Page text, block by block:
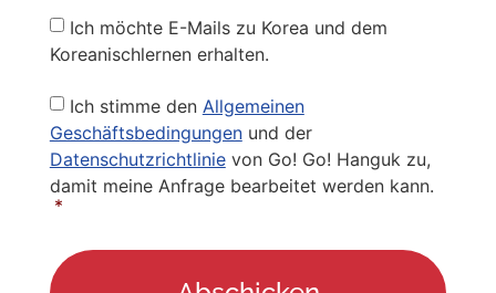
Newsletter
Ich möchte E-Mails zu Korea und dem
Koreanischlernen erhalten.
Privacy
Policy *
Ich stimme den Allgemeinen
Geschäftsbedingungenund der
Datenschutzrichtlinievon Go! Go! Hanguk zu,
damit meine Anfrage bearbeitet werden kann.
*